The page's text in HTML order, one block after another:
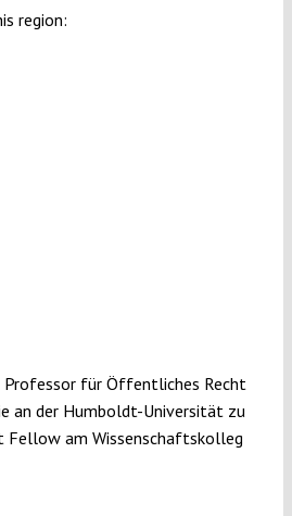
region:
für Öffentliches Recht
an der Humboldt-Universität zu
Fellow am Wissenschaftskolleg